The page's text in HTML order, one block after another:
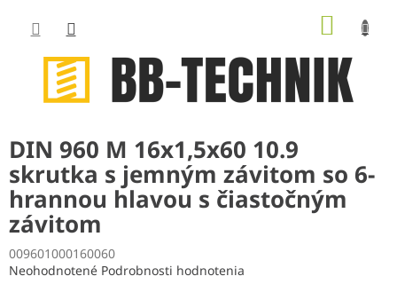
obsah
DIN 960 M 16x1,5x60 10.9
skrutka s jemným závitom so 6-
hrannou hlavou s čiastočným
závitom
009601000160060
Priemerné
Neohodnotené Podrobnosti hodnotenia